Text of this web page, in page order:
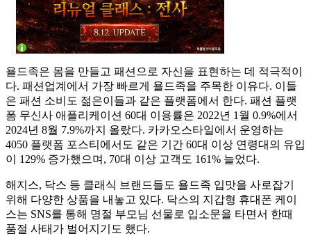
욜드족은 몸을 만들고 패션으로 자신을 표현하는 데 적극적이
다. 패션업계에서 가장 빠르게 욜드족을 주목한 이유다. 이들
은 패션 소비도 젊은이들과 같은 플랫폼에서 한다. 패션 플랫
폼 무신사 애플리케이션 60대 이용률은 2022년 1월 0.9%에서
2024년 8월 7.9%까지 올랐다. 카카오스타일에서 운영하는
4050 플랫폼 포스티에서도 같은 기간 60대 이상 연령대의 유입
이 129% 증가했으며, 70대 이상 고객도 161% 늘었다.
해지스, 닥스 등 클래식 브랜드들도 욜드족 입맛을 사로잡기
위해 다양한 상품을 내놓고 있다. 닥스의 지갑형 휴대폰 케이
스는 SNS를 통해 명절 부모님 선물로 입소문을 타면서 한때
품절 사태가 벌어지기도 했다.